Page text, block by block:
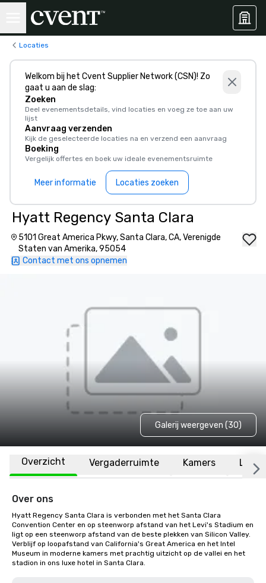
Locaties
Welkom bij het Cvent Supplier Network (CSN)! Zo
gaat u aan de slag:
Zoeken
Deel evenementsdetails, vind locaties en voeg ze toe aan uw
lijst
Aanvraag verzenden
Kijk de geselecteerde locaties na en verzend een aanvraag
Boeking
Vergelijk offertes en boek uw ideale evenementsruimte
Meer informatie Locaties zoeken
Hyatt Regency Santa Clara
5101 Great America Pkwy, Santa Clara, CA, Verenigde
Staten van Amerika, 95054
Contact met ons opnemen
Galerij weergeven (30)
Overzicht Vergaderruimte Kamers
Over ons
Hyatt Regency Santa Clara is verbonden met het Santa Clara
Convention Center en op steenworp afstand van het Levi's Stadium en
ligt op een steenworp afstand van de beste plekken van Silicon Valley.
Verblijf op loopafstand van California's Great America en het Intel
Museum in moderne kamers met prachtig uitzicht op de vallei en het
stadion in ons luxe hotel in Santa Clara.